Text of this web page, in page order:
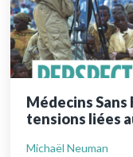
Médecins Sans
tensions liées
Michaël Neuman